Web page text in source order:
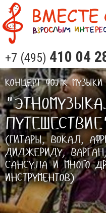
+7 (495) 410 04
КОНЦЕРТ ФОЛК МУЗЫКИ
(ГИТАРЫ, ВОКАЛ,
ДИДЖЕРИДУ,
САНСУЛА И МНОГО
ИНСТРУМЕНТОВ)